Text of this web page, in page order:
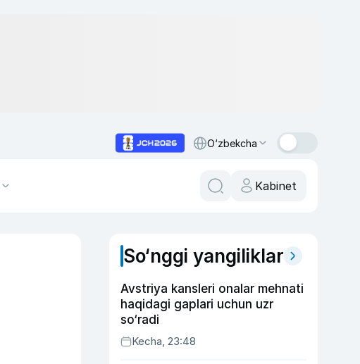
O‘zbekcha
Kabinet
So‘nggi yangiliklar
Avstriya kansleri onalar mehnati
haqidagi gaplari uchun uzr
so‘radi
Kecha, 23:48